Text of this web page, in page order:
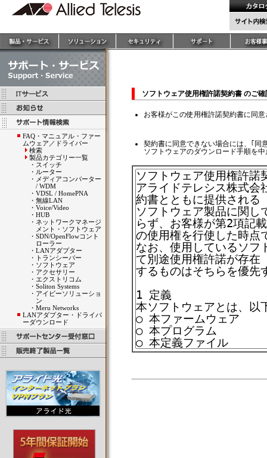
FAQ・マニュアル・ファー
ムウェア／ドライバー
検索
製品カテゴリー一覧
・ スイッチ
・ ルーター
・ メディアコンバーター
/ WDM
・ VDSL / HomePNA
・ 無線LAN
・ Voice/Video
・ HUB
・ ネットワークマネージ
メント・ソフトウェア
・ SDN/OpenFlowコント
ローラー
・ LANアダプター
・
トランシーバー
・ ソフトウェア
・ アクセサリー
・ エクストリコム
・ Soliton Systems
・ アイビーソリューショ
ン
・ Meru Networks
LANアダプター・ドライバ
ーダウンロード
ソフトウェア使用権許諾契約書 の
お客様がこの使用権許諾契約書に同
契約書に同意できない場合には、｢同
ソフトウェアのダウンロード手順を